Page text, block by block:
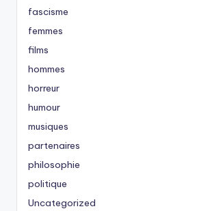
fascisme
femmes
films
hommes
horreur
humour
musiques
partenaires
philosophie
politique
Uncategorized